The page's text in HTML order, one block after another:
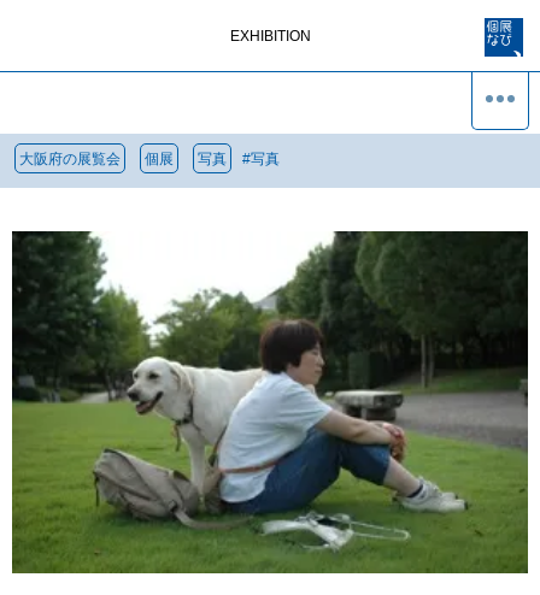
EXHIBITION
大阪府の展覧会 個展 写真 #写真